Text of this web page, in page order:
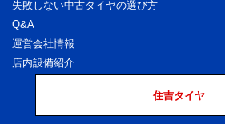
失敗しない中古タイヤの選び方
Q&A
運営会社情報
店内設備紹介
住吉タイヤ